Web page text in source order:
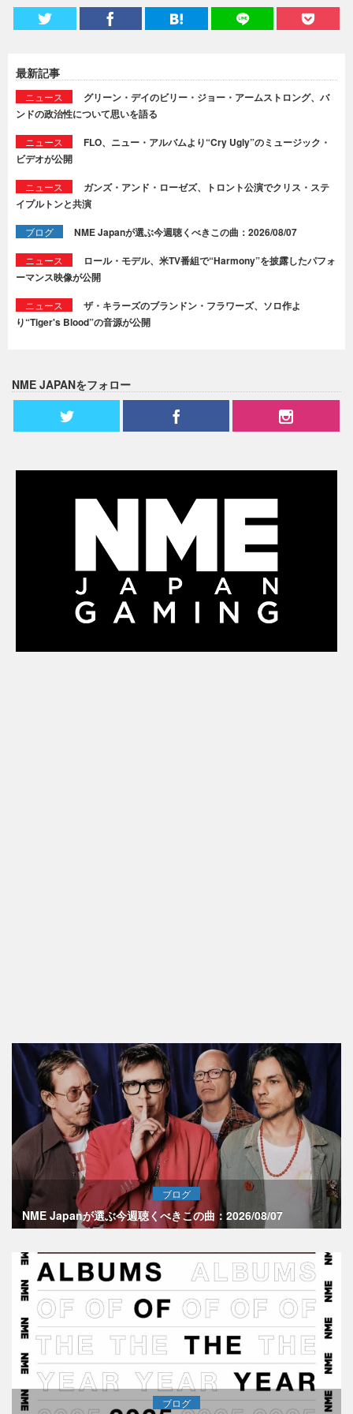
最新記事
ニュース
グリーン・デイのビリー・ジョー・アームストロング、バ
ンドの政治性について思いを語る
ニュース
FLO、ニュー・アルバムより“Cry Ugly”のミュージック・
ビデオが公開
ニュース
ガンズ・アンド・ローゼズ、トロント公演でクリス・ステ
イプルトンと共演
ブログ NME Japanが選ぶ今週聴くべきこの曲：2026/08/07
ニュース
ロール・モデル、米TV番組で“Harmony”を披露したパフォ
ーマンス映像が公開
ニュース
ザ・キラーズのブランドン・フラワーズ、ソロ作よ
り“Tiger's Blood”の音源が公開
NME JAPANをフォロー
ブログ
NME Japanが選ぶ今週聴くべきこの曲：2026/08/07
ブログ